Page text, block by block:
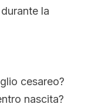
la
cesareo?
nascita?